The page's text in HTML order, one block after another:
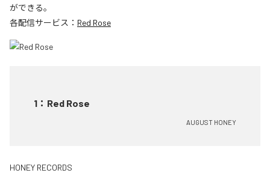
ができる。
各配信サービス： Red Rose
1 ： Red Rose
AUGUST HONEY
HONEY RECORDS